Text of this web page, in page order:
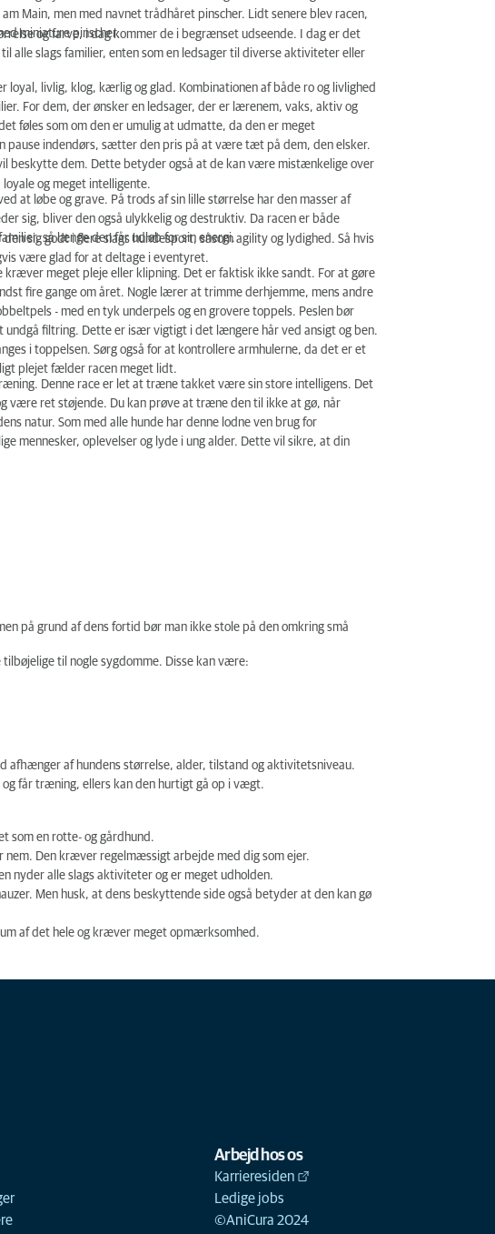
Main, men med navnet trådhåret pinscher. Lidt senere blev racen,
miniature pinscher.
og farve, i dag kommer de i begrænset udseende. I dag er det
alle slags familier, enten som en ledsager til diverse aktiviteter eller
loyal, livlig, klog, kærlig og glad. Kombinationen af både ro og livlighed
For dem, der ønsker en ledsager, der er lærenem, vaks, aktiv og
føles som om den er umulig at udmatte, da den er meget
pause indendørs, sætter den pris på at være tæt på dem, den elsker.
beskytte dem. Dette betyder også at de kan være mistænkelige over
og meget intelligente.
at løbe og grave. På trods af sin lille størrelse har den masser af
sig, bliver den også ulykkelig og destruktiv. Da racen er både
så længe den får udløb for sin energi.
sig godt i flere slags hundesport, såsom agility og lydighed. Så hvis
være glad for at deltage i eventyret.
meget pleje eller klipning. Det er faktisk ikke sandt. For at gøre
fire gange om året. Nogle lærer at trimme derhjemme, mens andre
- med en tyk underpels og en grovere toppels. Peslen bør
undgå filtring. Dette er især vigtigt i det længere hår ved ansigt og ben.
i toppelsen. Sørg også for at kontrollere armhulerne, da det er et
plejet fælder racen meget lidt.
Denne race er let at træne takket være sin store intelligens. Det
være ret støjende. Du kan prøve at træne den til ikke at gø, når
natur. Som med alle hunde har denne lodne ven brug for
mennesker, oplevelser og lyde i ung alder. Dette vil sikre, at din
på grund af dens fortid bør man ikke stole på den omkring små
til nogle sygdomme. Disse kan være:
afhænger af hundens størrelse, alder, tilstand og aktivitetsniveau.
får træning, ellers kan den hurtigt gå op i vægt.
som en rotte- og gårdhund.
Den kræver regelmæssigt arbejde med dig som ejer.
nyder alle slags aktiviteter og er meget udholden.
. Men husk, at dens beskyttende side også betyder at den kan gø
af det hele og kræver meget opmærksomhed.
Arbejd hos os
Karrieresiden
Ledige jobs
©AniCura 2024